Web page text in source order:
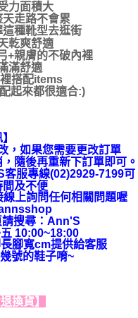
力面積大
走路不會累
種靴型去逛街
乾爽舒適
+親膚的不破內裡
滿舒適
搭配items
起來都很適合:)
，如果您需要更改訂單
隨後再重新下訂單即可。
客服專線(02)2929-7199可
間及不便
上詢問任何相關問題喔
搜尋：Ann'S
10:00~18:00
腳寬cm提供給客服
號的鞋子唷~
換貨】